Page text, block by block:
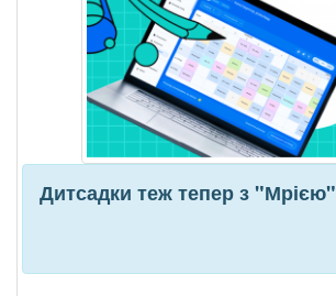
Дитсадки теж тепер з "Мрією"